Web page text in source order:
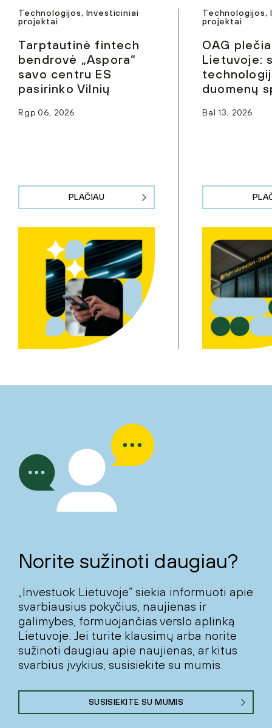
Technologijos, Investiciniai
projektai
Tarptautinė fintech
bendrovė „Aspora“
savo centru ES
pasirinko Vilnių
Rgp 06, 2026
PLAČIAU
Technologijos,
projektai
OAG
Lietuvoje:
duomenų
Bal 13, 2026
Norite sužinoti daugiau?
„Investuok Lietuvoje“ siekia informuoti apie
svarbiausius pokyčius, naujienas ir
galimybes, formuojančias verslo aplinką
Lietuvoje. Jei turite klausimų arba norite
sužinoti daugiau apie naujienas, ar kitus
svarbius įvykius, susisiekite su mumis.
SUSISIEKITE SU MUMIS